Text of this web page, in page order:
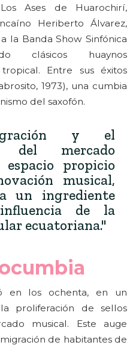
Ases de Huarochirí,
Heriberto Álvarez,
la Banda Show Sinfónica
clásicos huaynos
Entre sus éxitos
1973), una cumbia
del saxofón.
y el
del mercado
propicio
musical,
un ingrediente
de la
ecuatoriana."
en los ochenta, en un
proliferación de sellos
musical. Este auge
de habitantes de